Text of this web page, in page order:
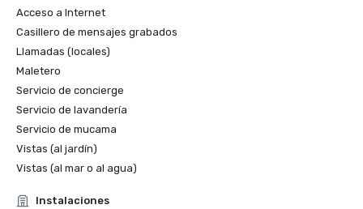
Acceso a Internet
Casillero de mensajes grabados
Llamadas (locales)
Maletero
Servicio de concierge
Servicio de lavandería
Servicio de mucama
Vistas (al jardín)
Vistas (al mar o al agua)
Instalaciones